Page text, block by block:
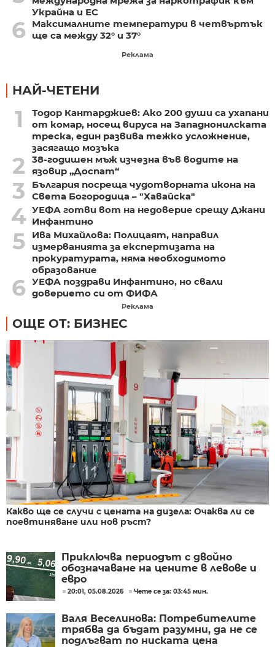
Украйна и ЕС
6
Максималните температури в четвъртък
ще са между 32° и 37°
Реклама
НАЙ-ЧЕТЕНИ
1
Тодор Кантарджиев: Ако 200 души са ухапани
от комар, носещ вируса на Западнонилската
треска, един развива тежко усложнение,
засягащо мозъка
2
38-годишен мъж изчезна във водите на
язовир „Доспат“
3
България посреща чудотворната икона на
Света Богородица – "Хавайска"
4 УЕФА готви вот на недоверие срещу Джани
Инфантино
5
Ива Михайлова: Полицаят, направил
измерванията за експертизата на
прокуратурата, няма необходимото
образование
6 УЕФА поздрави Инфантино, но свали
доверието си от ФИФА
Реклама
ОЩЕ ОТ: БИЗНЕС
Какво ще се случи с цената на дизела: Очаква ли се
поевтиняване или нов ръст?
Приключва периодът с двойно
обозначаване на цените в левове и
евро
20:01, 05.08.2026 Чете се за: 03:45 мин.
Валя Веселинова: Потребителите
трябва да бъдат разумни, да не се
подлъгват по ниската цена